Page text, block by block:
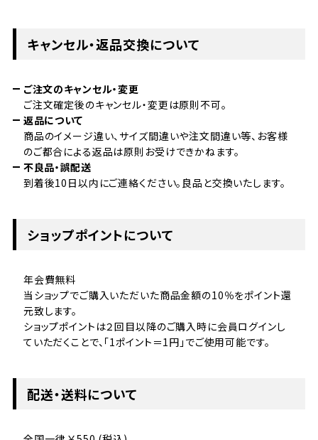
キャンセル・返品交換について
ご注文のキャンセル・変更
ご注文確定後のキャンセル・変更は原則不可。
返品について
商品のイメージ違い、サイズ間違いや注文間違い等、お客様
のご都合による返品は原則お受けできかねます。
不良品・誤配送
到着後10日以内にご連絡ください。良品と交換いたします。
ショップポイントについて
年会費無料
当ショップでご購入いただいた商品金額の10％をポイント還
元致します。
ショップポイントは２回目以降のご購入時に会員ログインし
ていただくことで、「1ポイント＝1円」でご使用可能です。
配送・送料について